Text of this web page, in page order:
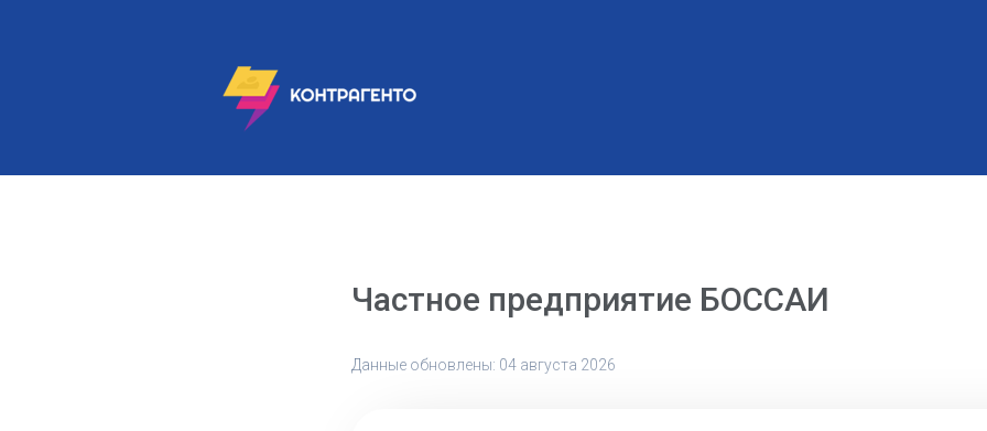
Частное предприятие БОССАИ
Данные обновлены: 04 августа 2026